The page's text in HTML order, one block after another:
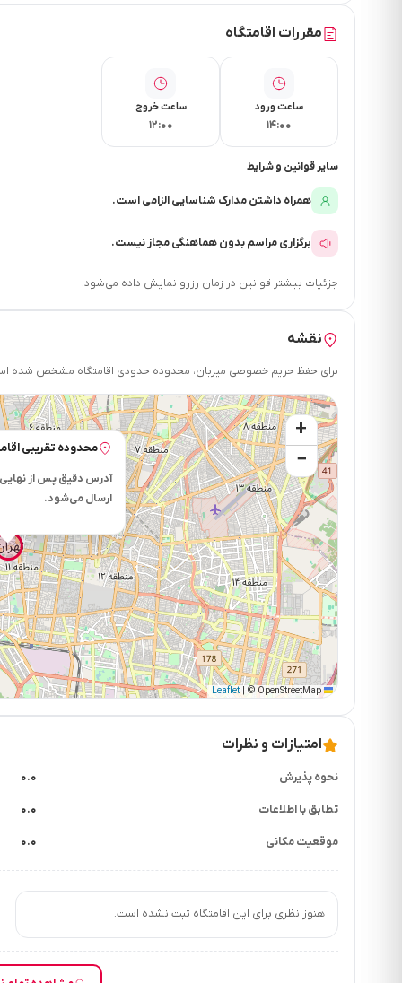
مقررات اقامتگاه
ساعت ورود
۱۴:۰۰
ساعت خروج
۱۲:۰۰
سایر قوانین و شرایط
همراه داشتن مدارک شناسایی الزامی است.
برگزاری مراسم بدون هماهنگی مجاز نیست.
جزئیات بیشتر قوانین در زمان رزرو نمایش داده می‌شود.
نقشه
برای حفظ حریم خصوصی میزبان، محدوده حدودی اقامتگاه مشخص شده
محدوده تقریبی
آدرس دقیق پس از
ارسال می‌شود.
+
−
Leaflet
© OpenStreetMap
امتیازات و نظرات
نحوه پذیرش ۰.۰
تطابق با اطلاعات ۰.۰
موقعیت مکانی ۰.۰
هنوز نظری برای این اقامتگاه ثبت نشده است.